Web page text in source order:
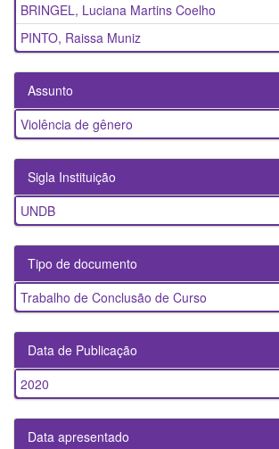
BRINGEL, Luciana Martins Coelho
PINTO, Raissa Muniz
Assunto
Violência de gênero
Sigla Instituição
UNDB
Tipo de documento
Trabalho de Conclusão de Curso
Data de Publicação
2020
Data apresentado